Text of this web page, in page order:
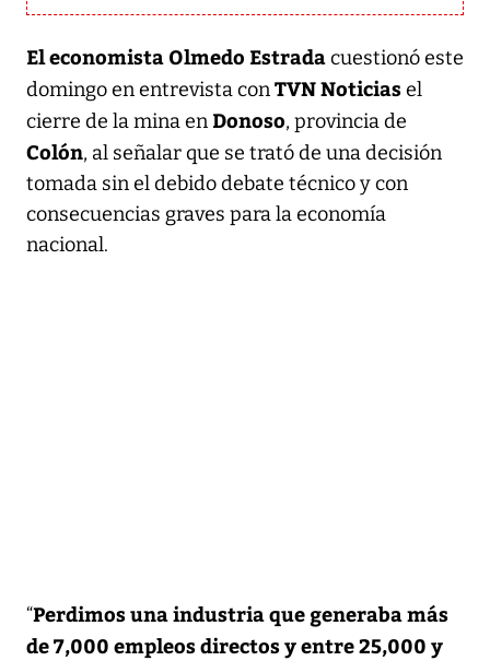
El economista Olmedo Estradacuestionó este
domingo en entrevista conTVN Noticiasel
cierre de la mina en Donoso, provincia de
Colón, al señalar que se trató de una decisión
tomada sin el debido debate técnico y con
consecuencias graves para la economía
nacional.
“Perdimos una industria que generaba más
de 7,000 empleos directos y entre 25,000 y